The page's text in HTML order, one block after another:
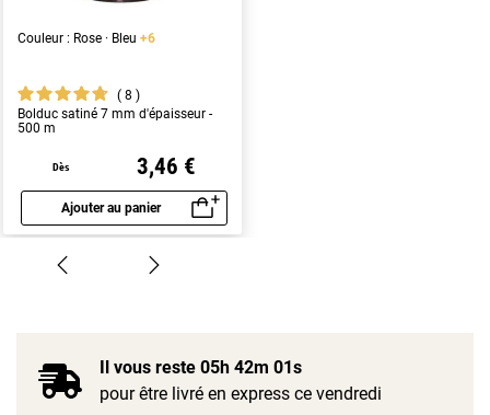
Couleur : Rose · Bleu +6
8
Bolduc satiné 7 mm d'épaisseur -
500 m
Dès 3,46 €
Ajouter au panier
Aperçu rapide
Il vous reste 05h 42m 01s
pour être livré en express ce vendredi